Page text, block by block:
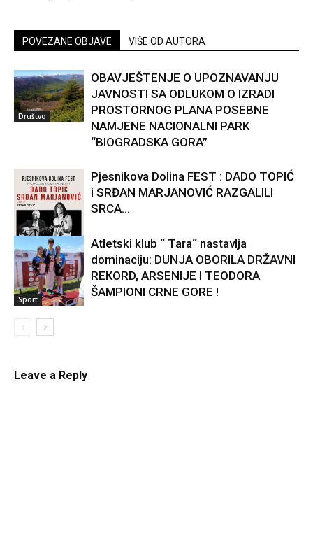
POVEZANE OBJAVE VIŠE OD AUTORA
Društvo
OBAVJEŠTENJE O UPOZNAVANJU
JAVNOSTI SA ODLUKOM O IZRADI
PROSTORNOG PLANA POSEBNE
NAMJENE NACIONALNI PARK
“BIOGRADSKA GORA”
Kultura
Pjesnikova Dolina FEST : DADO TOPIĆ
i SRĐAN MARJANOVIĆ RAZGALILI
SRCA...
Sport
Atletski klub “ Tara“ nastavlja
dominaciju: DUNJA OBORILA DRŽAVNI
REKORD, ARSENIJE I TEODORA
ŠAMPIONI CRNE GORE !
Leave a Reply